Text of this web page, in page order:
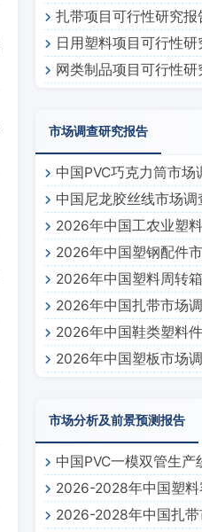
扎带项目可行性研究报
日用塑料项目可行性研
网类制品项目可行性研
市场调查研究报告
中国PVC巧克力筒市场
中国尼龙胶丝线市场
2026年中国工农业塑
2026年中国塑钢配件
2026年中国塑料周转
2026年中国扎带市场
2026年中国鞋类塑料
2026年中国塑板市场
市场分析及前景预测报告
中国PVC一模双管生
2026-2028年中国塑
2026-2028年中国扎